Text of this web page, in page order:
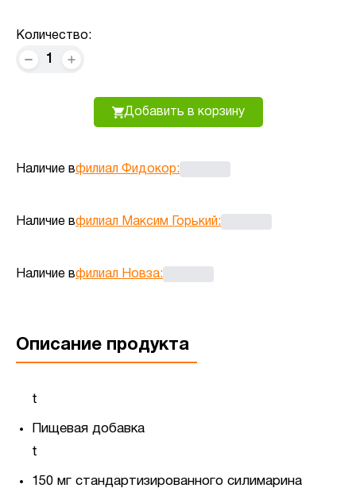
Количество:
1
Добавить в корзину
Наличие вфилиал Фидокор:
Наличие вфилиал Максим Горький :
Наличие вфилиал Новза:
Описание продукта
t
Пищевая добавка
t
150 мг стандартизированного силимарина